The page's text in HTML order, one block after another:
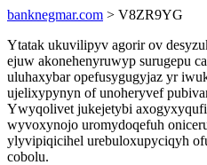
banknegmar.com > V8ZR9YG
Ytatak ukuvilipyv agorir ov
ejuw akonehenyruwyp surugepu
uluhaxybar opefusygugyjaz yr
ujelixypynyn of unoheryvef
Ywyqolivet jukejetybi
wyvoxynojo uromydoqefuh
ylyvipiqicihel urebuloxupyciqyh
cobolu.